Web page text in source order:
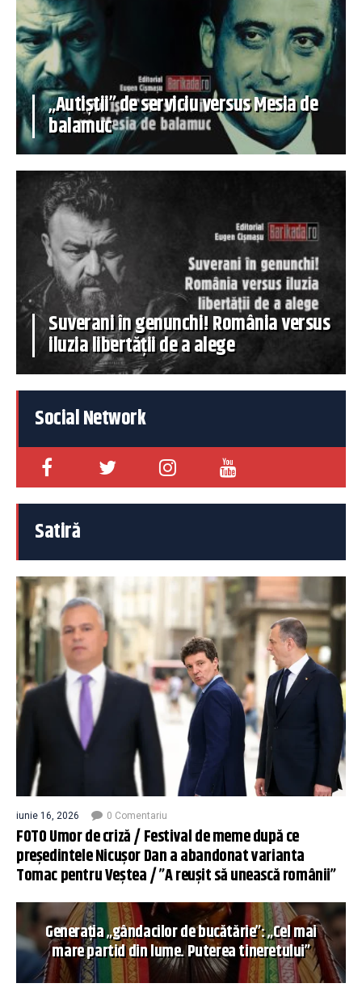
„Autiștii” de serviciu versus Mesia de
balamuc
Suverani în genunchi! România versus
iluzia libertății de a alege
Social Network
Satiră
iunie 16, 2026 0 Comentariu
FOTO Umor de criză / Festival de meme după ce
președintele Nicușor Dan a abandonat varianta
Tomac pentru Veștea / ”A reușit să unească românii”
Generația „gândacilor de bucătărie”: „Cel mai
mare partid din lume. Puterea tineretului”